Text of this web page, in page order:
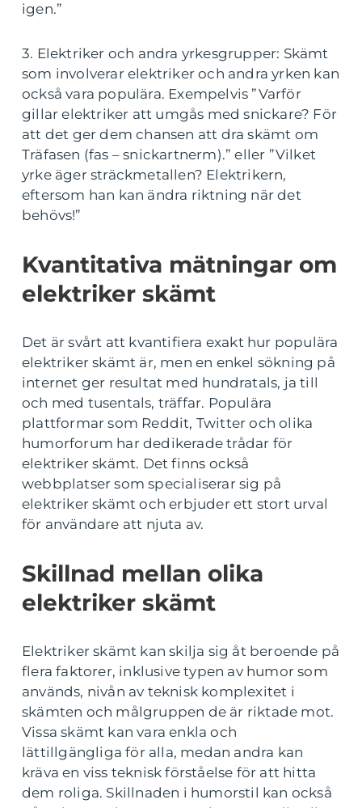
igen.”
3. Elektriker och andra yrkesgrupper: Skämt
som involverar elektriker och andra yrken kan
också vara populära. Exempelvis ”Varför
gillar elektriker att umgås med snickare? För
att det ger dem chansen att dra skämt om
Träfasen (fas – snickartnerm).” eller ”Vilket
yrke äger sträckmetallen? Elektrikern,
eftersom han kan ändra riktning när det
behövs!”
Kvantitativa mätningar om
elektriker skämt
Det är svårt att kvantifiera exakt hur populära
elektriker skämt är, men en enkel sökning på
internet ger resultat med hundratals, ja till
och med tusentals, träffar. Populära
plattformar som Reddit, Twitter och olika
humorforum har dedikerade trådar för
elektriker skämt. Det finns också
webbplatser som specialiserar sig på
elektriker skämt och erbjuder ett stort urval
för användare att njuta av.
Skillnad mellan olika
elektriker skämt
Elektriker skämt kan skilja sig åt beroende på
flera faktorer, inklusive typen av humor som
används, nivån av teknisk komplexitet i
skämten och målgruppen de är riktade mot.
Vissa skämt kan vara enkla och
lättillgängliga för alla, medan andra kan
kräva en viss teknisk förståelse för att hitta
dem roliga. Skillnaden i humorstil kan också